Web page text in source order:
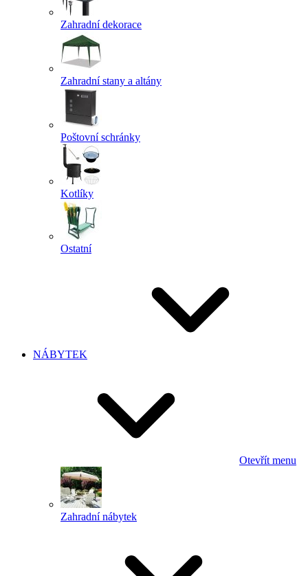
Zahradní dekorace
Zahradní stany a altány
Poštovní schránky
Kotlíky
Ostatní
NÁBYTEK
Otevřít menu
Zahradní nábytek